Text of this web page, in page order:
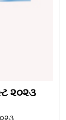
૨૦૨૩